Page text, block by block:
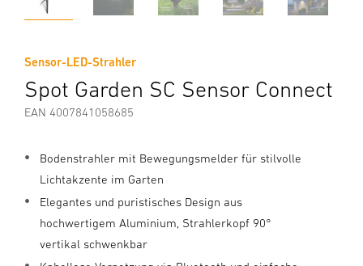
Sensor-LED-Strahler
Spot Garden SC Sensor Connect
EAN 4007841058685
Bodenstrahler mit Bewegungsmelder für stilvolle
Lichtakzente im Garten
Elegantes und puristisches Design aus
hochwertigem Aluminium, Strahlerkopf 90°
vertikal schwenkbar